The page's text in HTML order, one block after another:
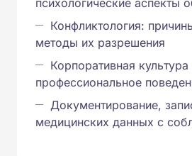
Конфликтология:
методы их разрешения
Корпоративная культура
профессиональное
Документирование,
медицинских данных с